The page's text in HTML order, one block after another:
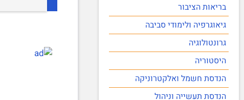
בריאות הציבור
גיאוגרפיה ולימודי סביבה
גרונטולוגיה
היסטוריה
הנדסת חשמל ואלקטרוניקה
הנדסת תעשייה וניהול